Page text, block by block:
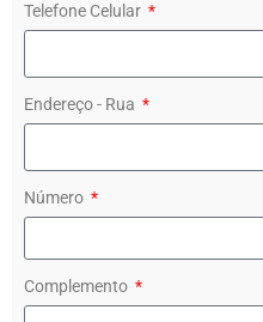
Telefone Celular
Endereço - Rua
Número
Complemento